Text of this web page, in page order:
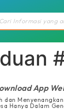
App
dan
Hanya Dalam